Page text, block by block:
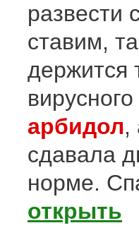
развести
ставим,
держится
арбидол,
сдавала
норме.
открыть